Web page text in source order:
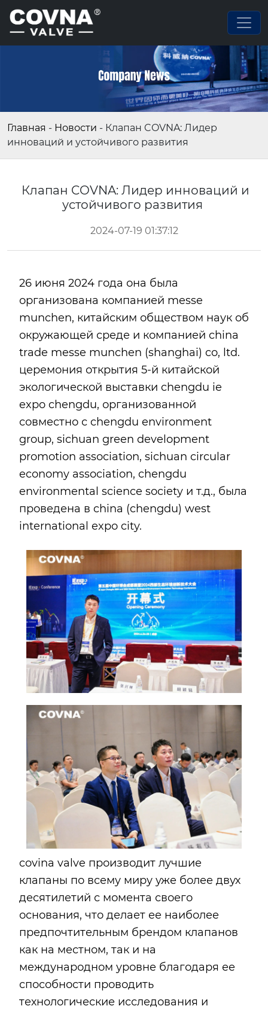
Главная - Новости - Клапан COVNA: Лидер
инноваций и устойчивого развития
Клапан COVNA: Лидер инноваций и
устойчивого развития
2024-07-19 01:37:12
26 июня 2024 года она была
организована компанией messe
munchen, китайским обществом наук об
окружающей среде и компанией china
trade messe munchen (shanghai) co, ltd.
церемония открытия 5-й китайской
экологической выставки chengdu ie
expo chengdu, организованной
совместно с chengdu environment
group, sichuan green development
promotion association, sichuan circular
economy association, chengdu
environmental science society и т.д., была
проведена в china (chengdu) west
international expo city.
covina valve производит лучшие
клапаны по всему миру уже более двух
десятилетий с момента своего
основания, что делает ее наиболее
предпочтительным брендом клапанов
как на местном, так и на
международном уровне благодаря ее
способности проводить
технологические исследования и